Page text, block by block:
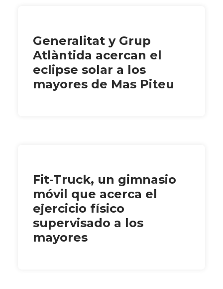
Generalitat y Grup
Atlàntida acercan el
eclipse solar a los
mayores de Mas Piteu
Fit-Truck, un gimnasio
móvil que acerca el
ejercicio físico
supervisado a los
mayores